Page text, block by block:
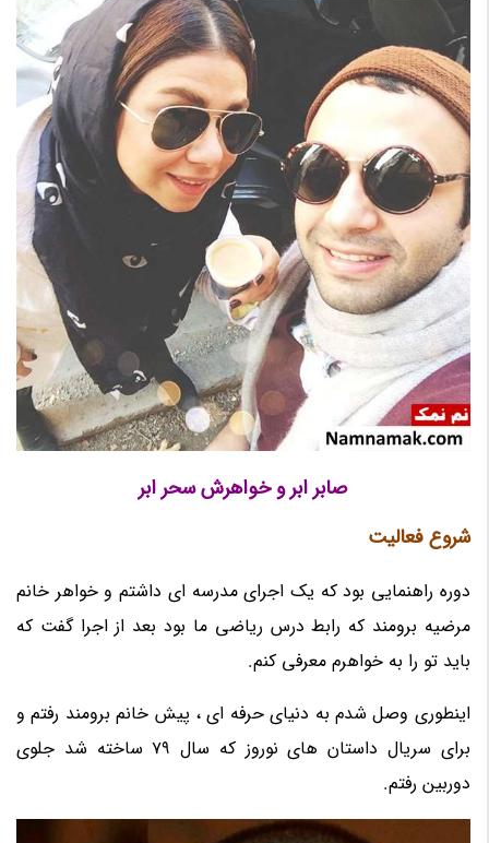
صابر ابر و خواهرش سحر ابر
شروع فعالیت
دوره راهنمایی بود که یک اجرای مدرسه ای داشتم و خواهر خانم
مرضیه برومند که رابط درس ریاضی ما بود بعد از اجرا گفت که
باید تو را به خواهرم معرفی کنم.
اینطوری وصل شدم به دنیای حرفه ای ، پیش خانم برومند رفتم و
برای سریال داستان های نوروز که سال 79 ساخته شد جلوی
دوربین رفتم.